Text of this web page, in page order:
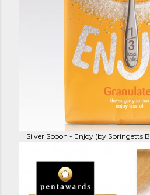
Silver Spoon - Enjoy (by Springetts